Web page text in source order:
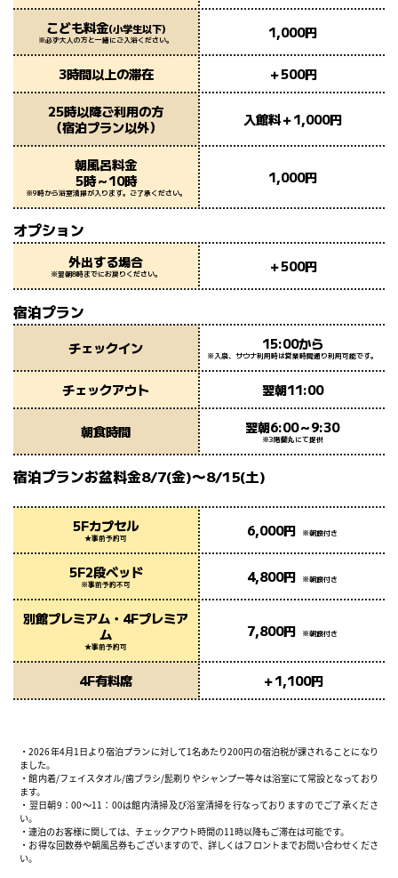
こども料金(小学生以下)
※必ず大人の方と一緒にご入浴ください。 1,000円
3時間以上の滞在
＋500円
25時以降ご利用の方
（宿泊プラン以外）
入館料＋1,000円
朝風呂料金
5時～10時
※9時から浴室清掃が入ります。ご了承ください。
1,000円
オプション
外出する場合
※翌朝8時までにお戻りください。 ＋500円
宿泊プラン
チェックイン 15:00から
※入泉、サウナ利用時は営業時間通り利用可能です。
チェックアウト 翌朝11:00
朝食時間 翌朝6:00～9:30
※3階蘭丸にて提供
宿泊プランお盆料金8/7(金)〜8/15(土)
5Fカプセル
★事前予約可 6,000円 ※朝食付き
5F2段ベッド
※事前予約不可 4,800円 ※朝食付き
別館プレミアム・4Fプレミア
ム
★事前予約可
7,800円 ※朝食付き
4F有料席 ＋1,100円
・2026年4月1日より宿泊プランに対して1名あたり200円の宿泊税が課されることになり
ました。
・館内着/フェイスタオル/歯ブラシ/髭剃りやシャンプー等々は浴室にて常設となっており
ます。
・翌日朝9：00〜11：00は館内清掃及び浴室清掃を行なっておりますのでご了承くださ
い。
・連泊のお客様に関しては、チェックアウト時間の11時以降もご滞在は可能です。
・お得な回数券や朝風呂券もございますので、詳しくはフロントまでお問い合わせくださ
い。